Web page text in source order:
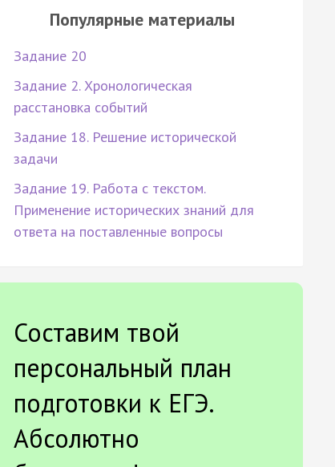
Популярные материалы
Задание 20
Задание 2. Хронологическая
расстановка событий
Задание 18. Решение исторической
задачи
Задание 19. Работа с текстом.
Применение исторических знаний для
ответа на поставленные вопросы
Составим твой
персональный план
подготовки к ЕГЭ.
Абсолютно